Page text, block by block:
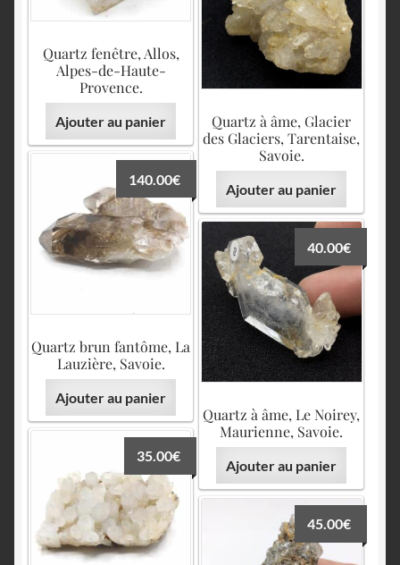
Quartz fenêtre, Allos,
Alpes-de-Haute-
Provence.
Ajouter au panier
Quartz à âme, Glacier
des Glaciers, Tarentaise,
Savoie.
Ajouter au panier
Quartz brun fantôme, La
Lauzière, Savoie.
140.00€
Ajouter au panier
Quartz à âme, Le Noirey,
Maurienne, Savoie.
40.00€
Ajouter au panier
35.00€
45.00€